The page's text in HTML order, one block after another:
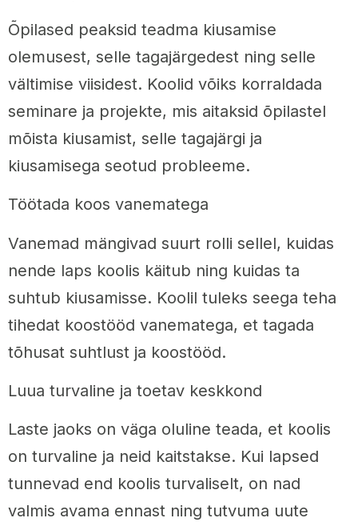
Õpilased peaksid teadma kiusamise
olemusest, selle tagajärgedest ning selle
vältimise viisidest. Koolid võiks korraldada
seminare ja projekte, mis aitaksid õpilastel
mõista kiusamist, selle tagajärgi ja
kiusamisega seotud probleeme.
Töötada koos vanematega
Vanemad mängivad suurt rolli sellel, kuidas
nende laps koolis käitub ning kuidas ta
suhtub kiusamisse. Koolil tuleks seega teha
tihedat koostööd vanematega, et tagada
tõhusat suhtlust ja koostööd.
Luua turvaline ja toetav keskkond
Laste jaoks on väga oluline teada, et koolis
on turvaline ja neid kaitstakse. Kui lapsed
tunnevad end koolis turvaliselt, on nad
valmis avama ennast ning tutvuma uute